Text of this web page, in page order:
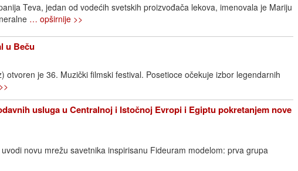
Teva, jedan od vodećih svetskih proizvođača lekova, imenovala je Mariju
… opširnije >>
u Beču
je 36. Muzički filmski festival. Posetioce očekuje izbor legendarnih
usluga u Centralnoj i Istočnoj Evropi i Egiptu pokretanjem nove
novu mrežu savetnika inspirisanu Fideuram modelom: prva grupa